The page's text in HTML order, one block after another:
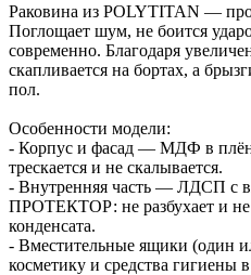
Раковина из POLYTITAN —
Поглощает шум, не боится
современно. Благодаря
скапливается на бортах, а
пол.
Особенности модели:
- Корпус и фасад — МДФ в
трескается и не скалывается.
- Внутренняя часть — ЛДСП с
ПРОТЕКТОР: не разбухает и не
конденсата.
- Вместительные ящики (один
косметику и средства гигиены